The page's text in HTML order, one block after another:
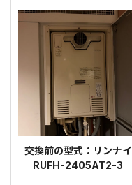
交換前の型式：リンナイ
RUFH-2405AT2-3